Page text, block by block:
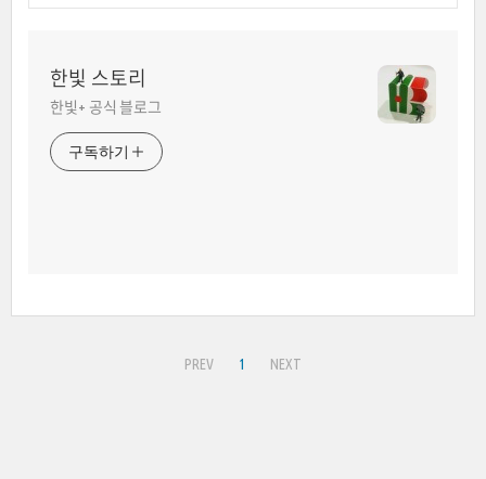
한빛 스토리
한빛+ 공식 블로그
구독하기
PREV 1 NEXT